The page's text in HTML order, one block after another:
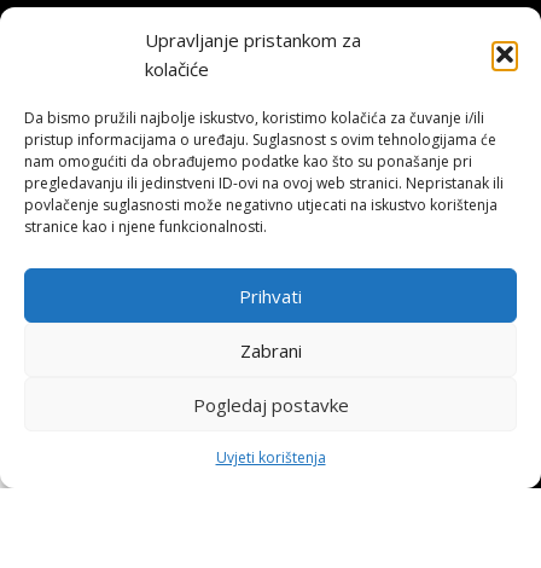
Upravljanje pristankom za
kolačiće
Da bismo pružili najbolje iskustvo, koristimo kolačića za čuvanje i/ili
pristup informacijama o uređaju. Suglasnost s ovim tehnologijama će
nam omogućiti da obrađujemo podatke kao što su ponašanje pri
pregledavanju ili jedinstveni ID-ovi na ovoj web stranici. Nepristanak ili
povlačenje suglasnosti može negativno utjecati na iskustvo korištenja
stranice kao i njene funkcionalnosti.
Prihvati
Zabrani
Pogledaj postavke
Uvjeti korištenja
Hohnjec Sport je jedini ovlašteni Shimano servisni centar u Hrvatskoj.
Naručite se već danas i osigurajte originalne rezervne dijelove i
vrhunsku, certificiranu uslugu.
ONLINE KUPNJA
Uvjeti poslovanja
Povrat i reklamacije
Zaštita osobnih podataka
Platforma za online rješavanje sporova